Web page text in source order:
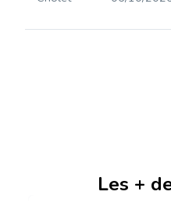
Les +